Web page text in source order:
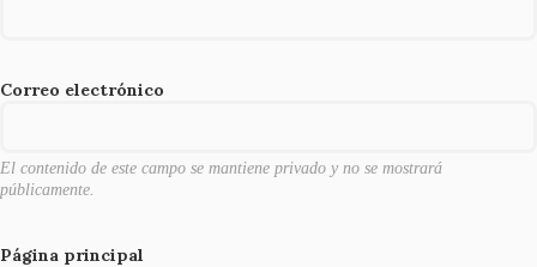
o
Correo electrónico
El contenido de este campo se mantiene privado y no se mostrará
públicamente.
Página principal